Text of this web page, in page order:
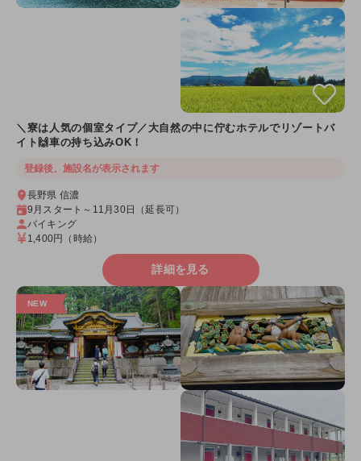
＼寮は人気の個室タイプ／大自然の中に佇むホテルでリゾートバ
イト🙌車の持ち込みOK！
登録後、施設名が表示されます
長野県 信濃
9月スタート～11月30日（延長可）
バイキング
1,400円 （時給）
詳細を見る